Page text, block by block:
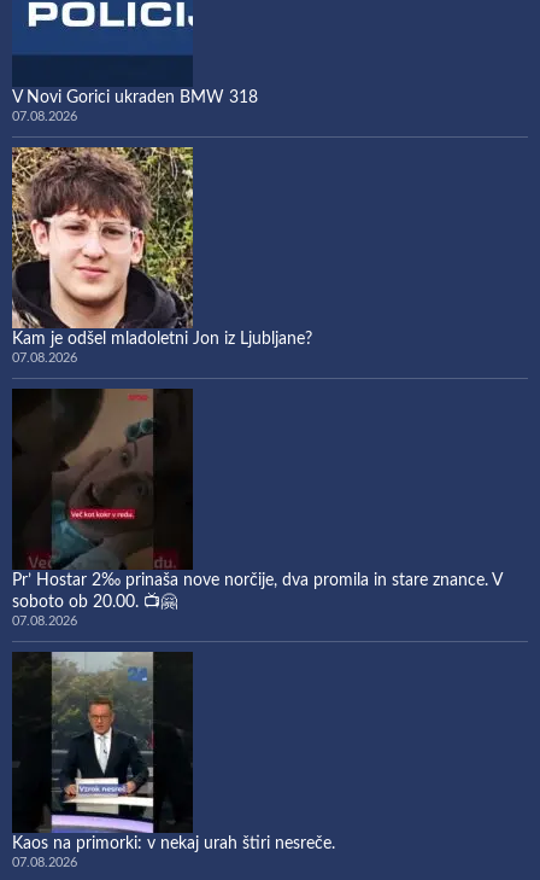
V Novi Gorici ukraden BMW 318
07.08.2026
Kam je odšel mladoletni Jon iz Ljubljane?
07.08.2026
Pr’ Hostar 2‰ prinaša nove norčije, dva promila in stare znance. V
soboto ob 20.00. 📺🤗
07.08.2026
Kaos na primorki: v nekaj urah štiri nesreče.
07.08.2026